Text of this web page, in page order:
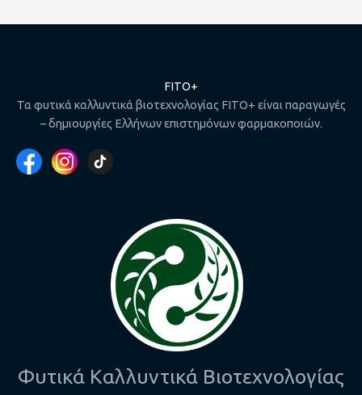
FITO+
Τα φυτικά καλλυντικά βιοτεχνολογίας FITO+ είναι παραγωγές
– δημιουργίες Ελλήνων επιστημόνων φαρμακοποιών.
Φυτικά Καλλυντικά Βιοτεχνολογίας